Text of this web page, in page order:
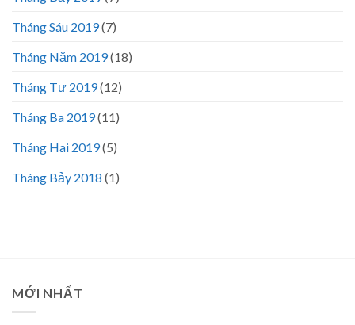
Tháng Sáu 2019(7)
Tháng Năm 2019(18)
Tháng Tư 2019(12)
Tháng Ba 2019(11)
Tháng Hai 2019(5)
Tháng Bảy 2018 (1)
MỚI NHẤT